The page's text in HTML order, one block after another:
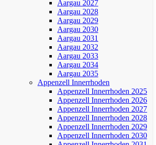
Aargau 2027
Aargau 2028
Aargau 2029
Aargau 2030
Aargau 2031
Aargau 2032
Aargau 2033
Aargau 2034
Aargau 2035
Appenzell Innerrhoden
Appenzell Innerrhoden 2025
Appenzell Innerrhoden 2026
Appenzell Innerrhoden 2027
Appenzell Innerrhoden 2028
Appenzell Innerrhoden 2029
Appenzell Innerrhoden 2030